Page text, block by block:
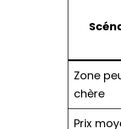
Zone
chère
Prix